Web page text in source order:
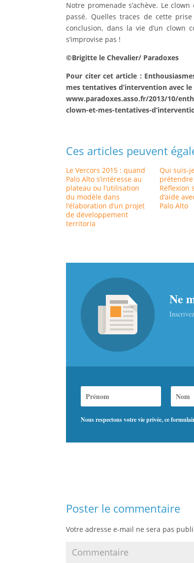
Notre promenade s’achève. Le
passé. Quelles traces de cette
conclusion, dans la vie d’un clown
s’improvise pas !
©Brigitte le Chevalier/ Paradoxes
Pour citer cet article :
mes tentatives d’intervention avec
www.paradoxes.asso.fr/2013/10/
clown-et-mes-tentatives-
Ces articles peuvent
Le Vercors 2015 : quand
Palo Alto s’intéresse au
plateau ou l’utilisation
du modèle dans
l’élaboration d’un projet
de développement
territoria
Qui suis-
Réflexion
d’aide
Palo Alto
Ne
Nous respectons votre vie privée, ce
Poster le commentaire
Votre adresse e-mail ne sera pas